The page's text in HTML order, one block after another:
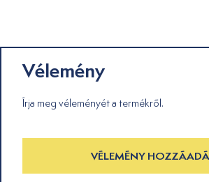
Vélemény
Írja meg véleményét a termékről.
VÉLEMÉNY